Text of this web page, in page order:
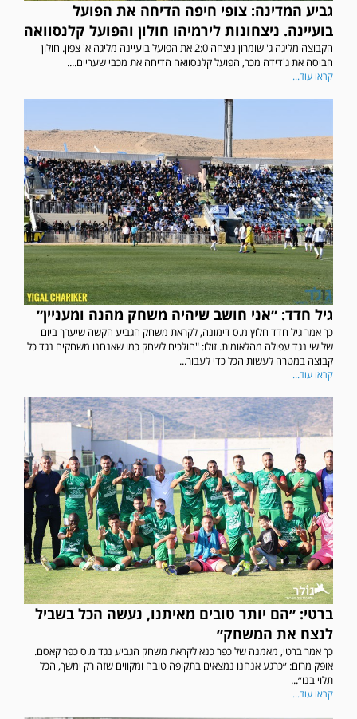
גביע המדינה: צופי חיפה הדיחה את הפועל
בועיינה. ניצחונות לירמיהו חולון והפועל קלנסוואה
הקבוצה מליגה ג' שומרון ניצחה 2:0 את הפועל בועיינה מליגה א' צפון. חולון
הביסה את ג'דידה מכר, הפועל קלנסוואה הדיחה את מכבי שעריים....
קראו עוד...
גיל חדד: ״אני חושב שיהיה משחק מהנה ומעניין״
כך אמר גיל חדד חלוץ מ.ס דימונה, לקראת משחק הגביע הקשה שיערך ביום
שלישי נגד עפולה מהלאומית. זולו: "הולכים לשחק כמו שאנחנו משחקים נגד כל
קבוצה במטרה לעשות הכל כדי לעבור...
קראו עוד...
ברטי: ״הם יותר טובים מאיתנו, נעשה הכל בשביל
לנצח את המשחק״
כך אמר ברטי, מאמנה של כפר כנא לקראת משחק הגביע נגד מ.ס כפר קאסם.
אופק מרום: ״כרגע אנחנו נמצאים בתקופה טובה ומקווים שזה רק ימשך, הכל
תלוי בנו״...
קראו עוד...